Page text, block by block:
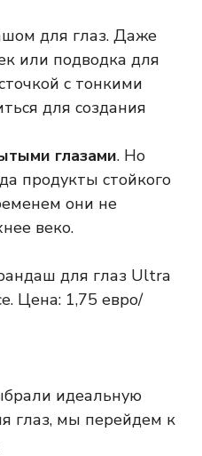
для глаз. Даже
или подводка для
с тонкими
для создания
глазами. Но
продукты стойкого
они не
веко.
для глаз Ultra
Цена: 1,75 евро/
идеальную
глаз, мы перейдем к